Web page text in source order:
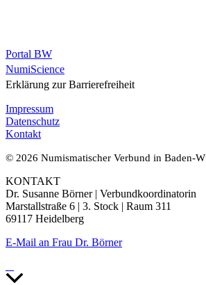
Portal BW
NumiScience
Erklärung zur Barrierefreiheit
Impressum
Datenschutz
Kontakt
© 2026 Numismatischer Verbund in Baden-
KONTAKT
Dr. Susanne Börner | Verbundkoordinatorin
Marstallstraße 6 | 3. Stock | Raum 311
69117 Heidelberg
E-Mail an Frau Dr. Börner